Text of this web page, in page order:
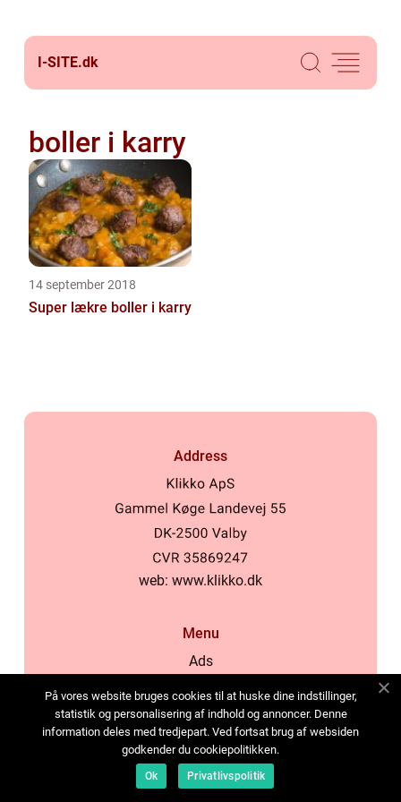
I-SITE.dk
boller i karry
14 september 2018
Super lækre boller i karry
Address
web: www.klikko.dk
Menu
Ads
Cookies
Contact
Sitemap
På vores website bruges cookies til at huske dine indstillinger,
statistik og personalisering af indhold og annoncer. Denne
information deles med tredjepart. Ved fortsat brug af websiden
godkender du cookiepolitikken.
Ok Privatlivspolitik